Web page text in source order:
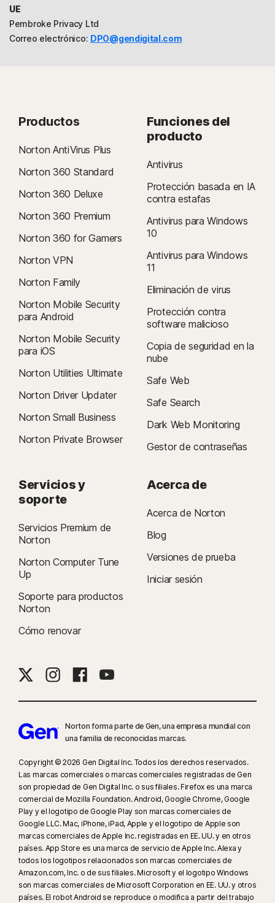
UE
Pembroke Privacy Ltd
Correo electrónico: DPO@gendigital.com
Productos
Norton AntiVirus Plus
Norton 360 Standard
Norton 360 Deluxe
Norton 360 Premium
Norton 360 for Gamers
Norton VPN
Norton Family
Norton Mobile Security
para Android
Norton Mobile Security
para iOS
Norton Utilities Ultimate
Norton Driver Updater
Norton Small Business
Norton Private Browser
Funciones del
producto
Antivirus
Protección basada en IA
contra estafas
Antivirus para Windows
10
Antivirus para Windows
11
Eliminación de virus
Protección contra
software malicioso
Copia de seguridad en la
nube
Safe Web
Safe Search
Dark Web Monitoring
Gestor de contraseñas
Servicios y
soporte
Servicios Premium de
Norton
Norton Computer Tune
Up
Soporte para productos
Norton
Cómo renovar
Acerca de
Acerca de Norton
Blog
Versiones de prueba
Iniciar sesión
Norton forma parte de Gen, una empresa mundial con
una familia de reconocidas marcas.
Copyright © 2026 Gen Digital Inc. Todos los derechos reservados.
Las marcas comerciales o marcas comerciales registradas de Gen
son propiedad de Gen Digital Inc. o sus filiales. Firefox es una marca
comercial de Mozilla Foundation. Android, Google Chrome, Google
Play y el logotipo de Google Play son marcas comerciales de
Google LLC. Mac, iPhone, iPad, Apple y el logotipo de Apple son
marcas comerciales de Apple Inc. registradas en EE. UU. y en otros
países. App Store es una marca de servicio de Apple Inc. Alexa y
todos los logotipos relacionados son marcas comerciales de
Amazon.com, Inc. o de sus filiales. Microsoft y el logotipo Windows
son marcas comerciales de Microsoft Corporation en EE. UU. y otros
países. El robot Android se reproduce o modifica a partir del trabajo